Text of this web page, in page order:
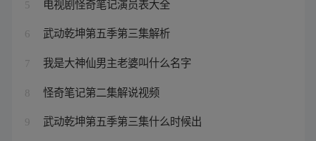
5 电视剧怪奇笔记演员表大全
6 武动乾坤第五季第三集解析
7 我是大神仙男主老婆叫什么名字
8 怪奇笔记第二集解说视频
9 武动乾坤第五季第三集什么时候出